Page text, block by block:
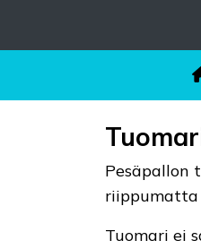
Pesäpallon
riippumatta
Tuomari ei